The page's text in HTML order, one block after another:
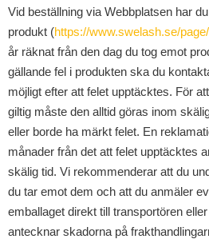
Vid beställning via Webbplatsen har
produkt (https://www.swelash.se/
år räknat från den dag du tog emot
gällande fel i produkten ska du
möjligt efter att felet upptäcktes. För
giltig måste den alltid göras inom
eller borde ha märkt felet. En
månader från det att felet upptäcktes
skälig tid. Vi rekommenderar att du
du tar emot dem och att du anmäler
emballaget direkt till transportören
antecknar skadorna på